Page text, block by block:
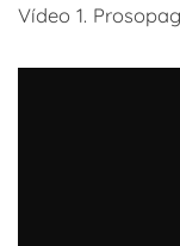
Vídeo 1.